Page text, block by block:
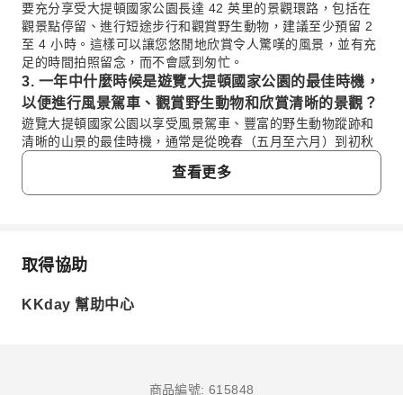
要充分享受大提頓國家公園長達 42 英里的景觀環路，包括在
觀景點停留、進行短途步行和觀賞野生動物，建議至少預留 2
至 4 小時。這樣可以讓您悠閒地欣賞令人驚嘆的風景，並有充
足的時間拍照留念，而不會感到匆忙。
3. 一年中什麼時候是遊覽大提頓國家公園的最佳時機，
以便進行風景駕車、觀賞野生動物和欣賞清晰的景觀？
遊覽大提頓國家公園以享受風景駕車、豐富的野生動物蹤跡和
清晰的山景的最佳時機，通常是從晚春（五月至六月）到初秋
（九月至十月）。春天有野花盛開和活躍的野生動物，而秋天
則有鮮豔的樹葉和較少的人潮。夏季很受歡迎，但可能會比較
擁擠，冬季則經常有道路關閉。
的風景視角嗎？
烈推薦的駕車體驗。這條部分未鋪設的道路以其較慢的速度而
聞名，並且有較高的機率在牠們的自然棲息地中發現駝鹿、熊
意哪些野生動物安全措施？
查看更多
常見問題
取得協助
KKday 幫助中心
商品編號: 615848